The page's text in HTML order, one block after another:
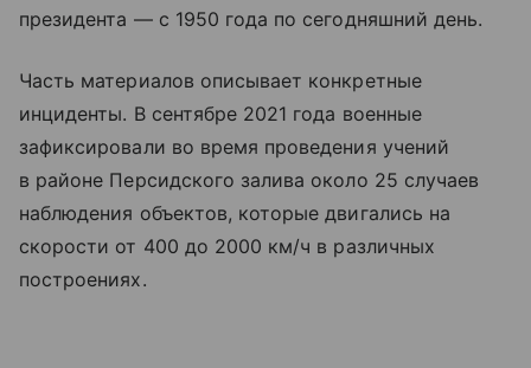
президента — с 1950 года по сегодняшний день.
Часть материалов описывает конкретные
инциденты. В сентябре 2021 года военные
зафиксировали во время проведения учений
в районе Персидского залива около 25 случаев
наблюдения объектов, которые двигались на
скорости от 400 до 2000 км/ч в различных
построениях.